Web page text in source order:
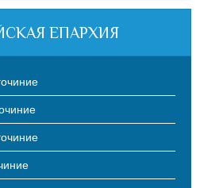
ЕПАРХИЯ